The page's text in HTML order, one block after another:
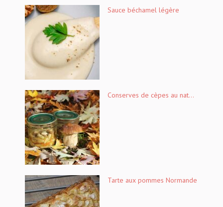
Sauce béchamel légère
Conserves de cèpes au nat...
Tarte aux pommes Normande